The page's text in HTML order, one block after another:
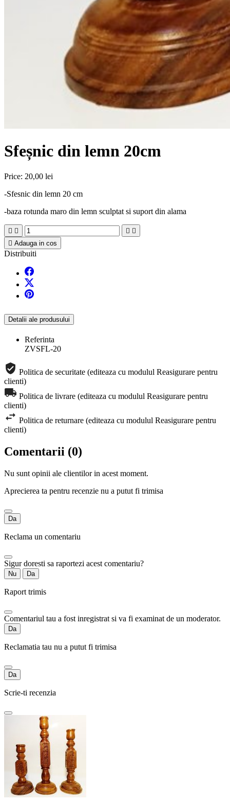
Sfeșnic din lemn 20cm
Price: 20,00 lei
-Sfesnic din lemn 20 cm
-baza rotunda maro din lemn sculptat si suport din alama
   
 Adauga in cos
Distribuiti
Detalii ale produsului
Referinta
ZVSFL-20
Politica de securitate (editeaza cu modulul Reasigurare pentru
clienti)
Politica de livrare (editeaza cu modulul Reasigurare pentru
clienti)
Politica de returnare (editeaza cu modulul Reasigurare pentru
clienti)
Comentarii (0)
Nu sunt opinii ale clientilor in acest moment.
Aprecierea ta pentru recenzie nu a putut fi trimisa
Da
Reclama un comentariu
Sigur doresti sa raportezi acest comentariu?
Nu Da
Raport trimis
Comentariul tau a fost inregistrat si va fi examinat de un moderator.
Da
Reclamatia tau nu a putut fi trimisa
Da
Scrie-ti recenzia